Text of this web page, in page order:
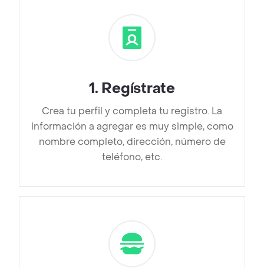
1. Regístrate
Crea tu perfil y completa tu registro. La
información a agregar es muy simple, como
nombre completo, dirección, número de
teléfono, etc.